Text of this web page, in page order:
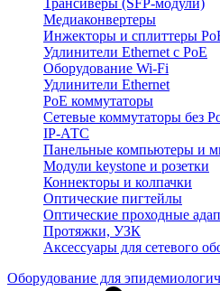
Трансиверы (SFP-модули)
Медиаконвертеры
Инжекторы и сплиттеры
Удлинители Ethernet с PoE
Оборудование Wi-Fi
Удлинители Ethernet
PoE коммутаторы
Сетевые коммутаторы без
IP-АТС
Панельные компьютеры и
Модули keystone и розетки
Коннекторы и колпачки
Оптические пигтейлы
Оптические проходные
Протяжки, УЗК
Аксессуары для сетевого
Оборудование для